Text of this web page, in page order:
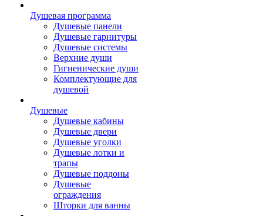
Душевая программа
Душевые панели
Душевые гарнитуры
Душевые системы
Верхние души
Гигиенические души
Комплектующие для
душевой
Душевые
Душевые кабины
Душевые двери
Душевые уголки
Душевые лотки и
трапы
Душевые поддоны
Душевые
ограждения
Шторки для ванны